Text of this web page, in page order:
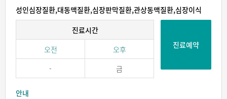
성인심장질환,대동맥질환,심장판막질환,관상동맥질환,심장이식
진료시간
오전
오후
-
금
진료예약
안내